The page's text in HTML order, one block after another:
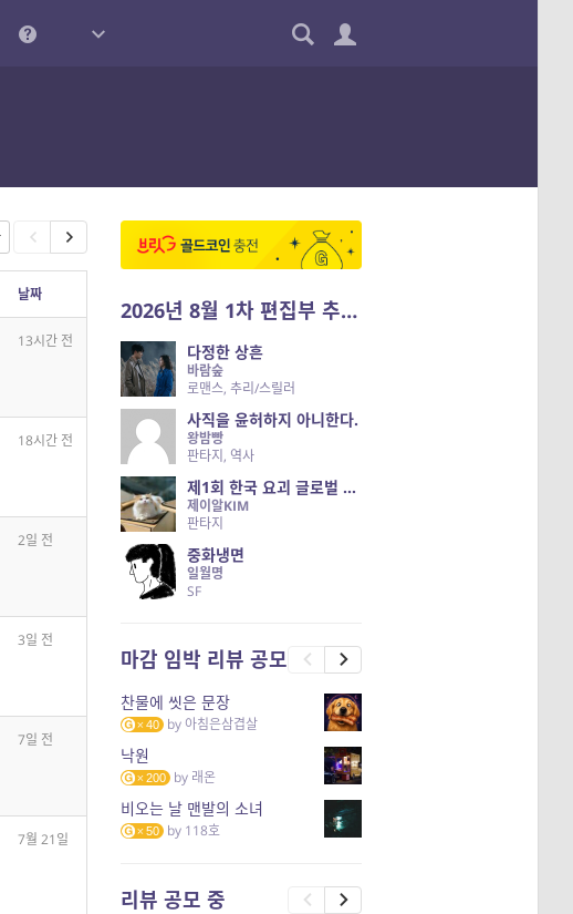
날짜
13시간 전
18시간 전
2일 전
3일 전
7일 전
7월 21일
2026년 8월 1차 편집부 추천작
다정한 상흔
바람숲
로맨스, 추리/스릴러
사직을 윤허하지 아니한다.
왕밤빵
판타지, 역사
제1회 한국 요괴 글로벌 진출 공개 오디션 시즌 2 — 나는 요괴다
제이알KIM
판타지
중화냉면
일월명
SF
마감 임박 리뷰 공모
찬물에 씻은 문장
40 by 아침은삼겹살
낙원
200 by 래온
비오는 날 맨발의 소녀
50 by 118호
리뷰 공모 중